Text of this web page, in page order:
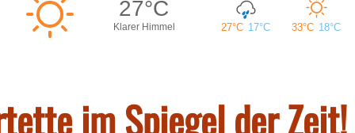
im Spiegel der Zeit!